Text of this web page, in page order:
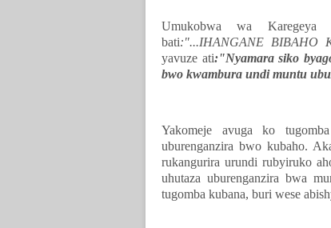
Umukobwa wa Karegeya
bati:"...IHANGANE BIBAHO
yavuze ati:"Nyamara siko
bwo kwambura undi muntu
Yakomeje avuga ko
uburenganzira bwo kubaho.
rukangurira urundi rubyiruko
uhutaza uburenganzira bwa
tugomba kubana, buri wese